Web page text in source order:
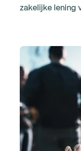
zakelijke lening